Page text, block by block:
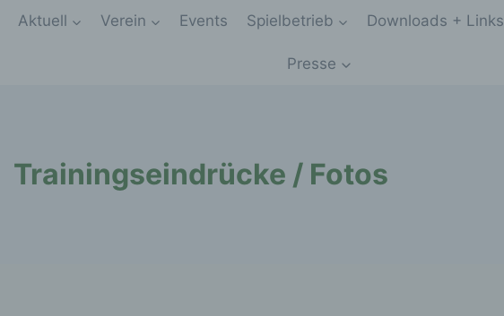
Aktuell Verein Events Spielbetrieb Downloads + Links
Presse
Trainingseindrücke / Fotos